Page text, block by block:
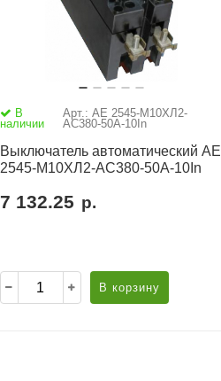
В
наличии
Арт.: АЕ 2545-М10ХЛ2-
AC380-50А-10In
Выключатель автоматический АЕ
2545-М10ХЛ2-AC380-50А-10In
7 132.25 р.
В корзину